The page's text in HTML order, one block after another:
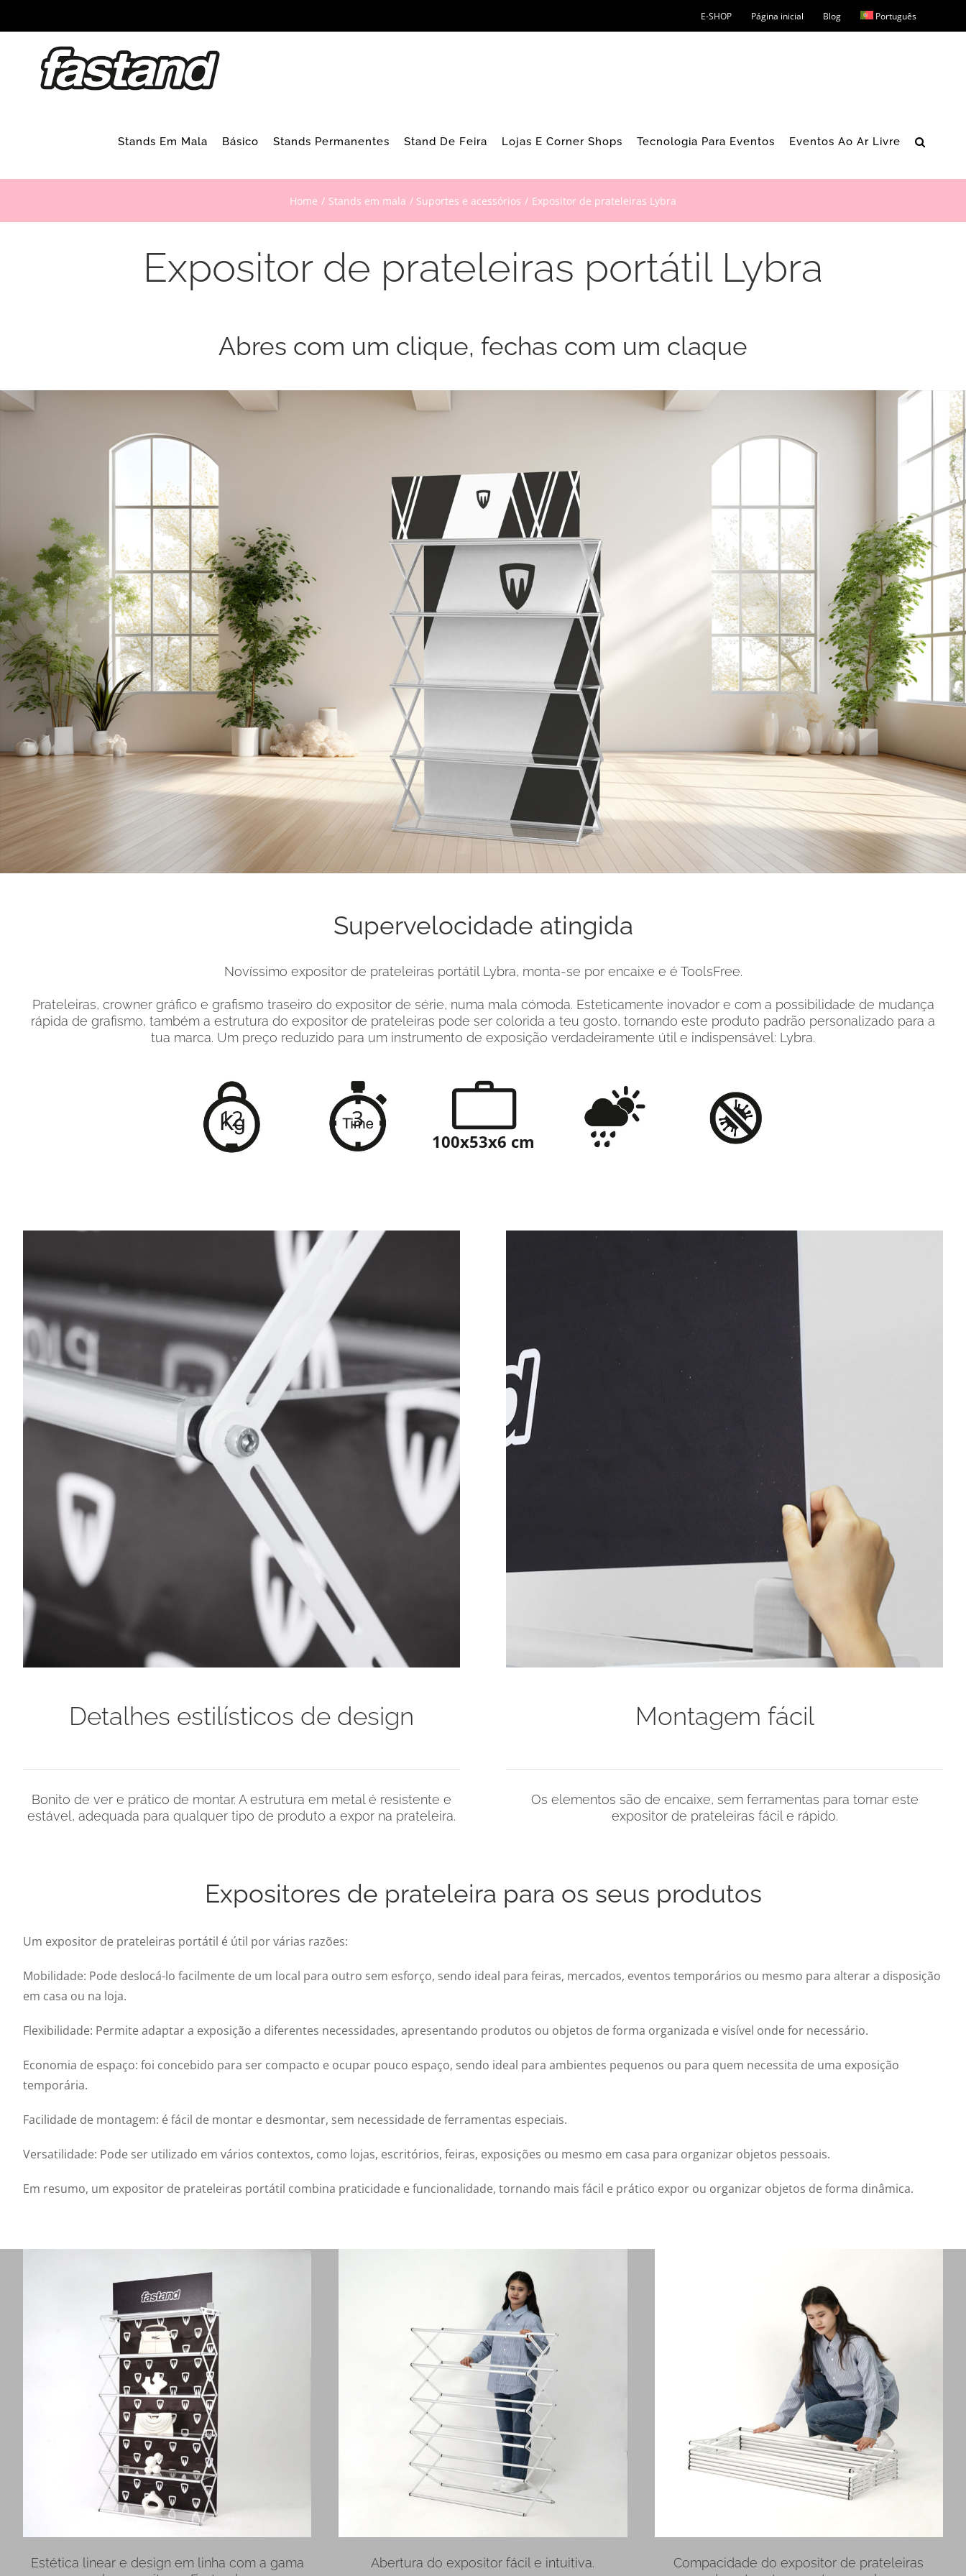
to
E-SHOP Página inicial Blog Português
Stands Em Mala Básico Stands Permanentes Stand De Feira Lojas E Corner Shops Tecnologia Para Eventos Eventos Ao Ar Livre
Home Stands em mala Suportes e acessórios Expositor de prateleiras Lybra
Expositor de prateleiras portátil Lybra
Abres com um clique, fechas com um claque
Supervelocidade atingida
Novíssimo expositor de prateleiras portátil Lybra, monta-se por encaixe e é ToolsFree.
Prateleiras, crowner gráfico e grafismo traseiro do expositor de série, numa mala cómoda. Esteticamente inovador e com a possibilidade de mudança
rápida de grafismo, também a estrutura do expositor de prateleiras pode ser colorida a teu gosto, tornando este produto padrão personalizado para a
tua marca. Um preço reduzido para um instrumento de exposição verdadeiramente útil e indispensável: Lybra.
12 3
100x53x6 cm
Detalhes estilísticos de design
Bonito de ver e prático de montar. A estrutura em metal é resistente e
estável, adequada para qualquer tipo de produto a expor na prateleira.
Montagem fácil
Os elementos são de encaixe, sem ferramentas para tornar este
expositor de prateleiras fácil e rápido.
Expositores de prateleira para os seus produtos
Um expositor de prateleiras portátil é útil por várias razões:
Mobilidade: Pode deslocá-lo facilmente de um local para outro sem esforço, sendo ideal para feiras, mercados, eventos temporários ou mesmo para alterar a disposição
em casa ou na loja.
Flexibilidade: Permite adaptar a exposição a diferentes necessidades, apresentando produtos ou objetos de forma organizada e visível onde for necessário.
Economia de espaço: foi concebido para ser compacto e ocupar pouco espaço, sendo ideal para ambientes pequenos ou para quem necessita de uma exposição
temporária.
Facilidade de montagem: é fácil de montar e desmontar, sem necessidade de ferramentas especiais.
Versatilidade: Pode ser utilizado em vários contextos, como lojas, escritórios, feiras, exposições ou mesmo em casa para organizar objetos pessoais.
Em resumo, um expositor de prateleiras portátil combina praticidade e funcionalidade, tornando mais fácil e prático expor ou organizar objetos de forma dinâmica.
Estética linear e design em linha com a gama
Abertura do expositor fácil e intuitiva.
Compacidade do expositor de prateleiras